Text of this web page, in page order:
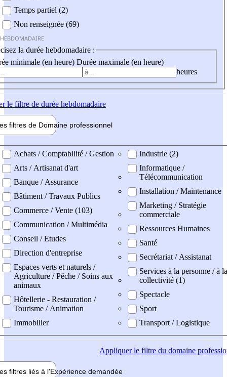
Temps partiel (2)
Non renseignée (69)
la durée hebdomadaire :
minimale (en heure) Durée maximale (en heure)
heures
le filtre de durée hebdomadaire
filtres de Domaine professionnel
professionel
Achats / Comptabilité / Gestion
Arts / Artisanat d'art
Banque / Assurance
Bâtiment / Travaux Publics
Commerce / Vente (103)
Communication / Multimédia
Conseil / Etudes
Direction d'entreprise
Espaces verts et naturels /
Agriculture / Pêche / Soins aux
animaux
Hôtellerie - Restauration /
Tourisme / Animation
Immobilier
Industrie (2)
Informatique /
Télécommunication
Installation / Maintenance
Marketing / Stratégie
commerciale
Ressources Humaines
Santé
Secrétariat / Assistanat
Services à la personne / à la
collectivité (1)
Spectacle
Sport
Transport / Logistique
Appliquerle filtre du domaine
filtres liés à l'Expérience demandée